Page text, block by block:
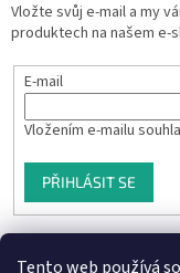
Tento web používá
Vložte svůj e-mail a my
produktech na našem e-
E-mail
Vložením e-mailu
PŘIHLÁSIT SE